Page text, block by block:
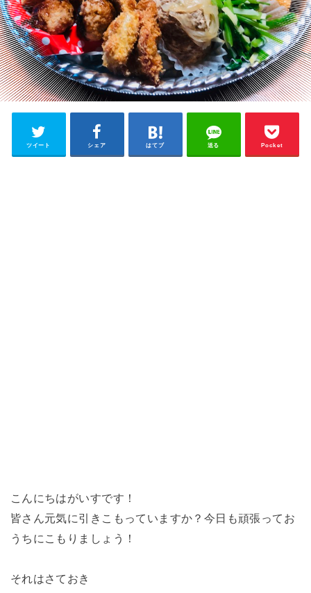
ツイート シェア はてブ 送る Pocket
こんにちはがいすです！
皆さん元気に引きこもっていますか？今日も頑張ってお
うちにこもりましょう！
それはさておき